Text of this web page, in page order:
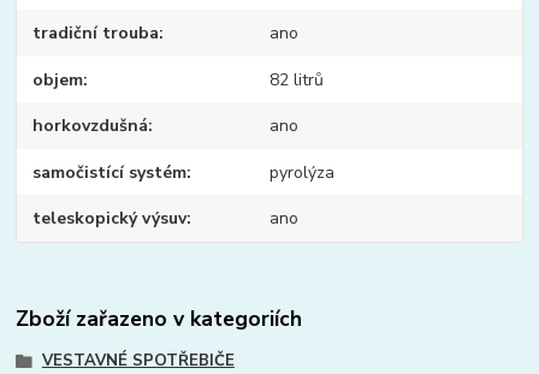
tradiční trouba ano
objem 82 litrů
horkovzdušná ano
samočistící systém pyrolýza
teleskopický výsuv ano
Zboží zařazeno v kategoriích
VESTAVNÉ SPOTŘEBIČE